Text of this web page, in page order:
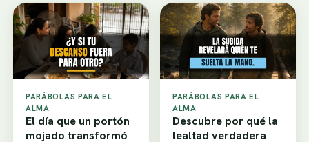
PARÁBOLAS PARA EL
ALMA
El día que un portón
mojado transformó
PARÁBOLAS PARA EL
ALMA
Descubre por qué la
lealtad verdadera